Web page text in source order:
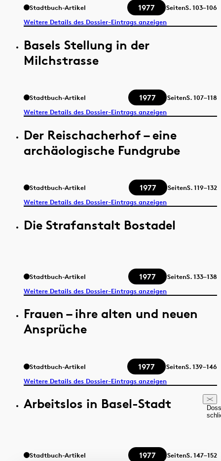
Stadtbuch-Artikel 1977 SeitenS.103–106
Weitere Details des Dossier-Eintrags anzeigen
Basels Stellung in der
Milchstrasse
Stadtbuch-Artikel 1977 SeitenS.107–118
Weitere Details des Dossier-Eintrags anzeigen
Der Reischacherhof – eine
archäologische Fundgrube
Stadtbuch-Artikel 1977 SeitenS.119–132
Weitere Details des Dossier-Eintrags anzeigen
Die Strafanstalt Bostadel
Stadtbuch-Artikel 1977 SeitenS.133–138
Weitere Details des Dossier-Eintrags anzeigen
Frauen – ihre alten und neuen
Ansprüche
Stadtbuch-Artikel 1977 SeitenS.139–146
Weitere Details des Dossier-Eintrags anzeigen
Arbeitslos in Basel-Stadt
Stadtbuch-Artikel 1977 SeitenS.147–152